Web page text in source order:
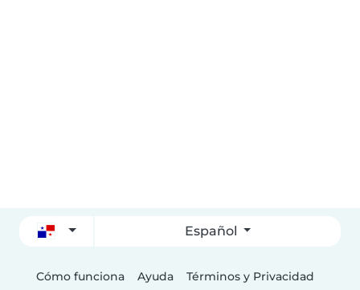
Español
Cómo funciona Ayuda Términos y Privacidad